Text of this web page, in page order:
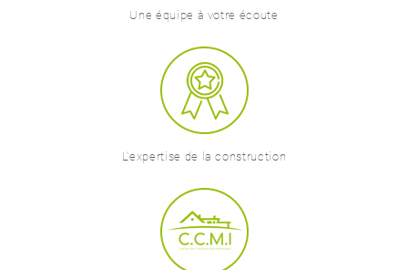
Une équipe à votre écoute
L'expertise de la construction